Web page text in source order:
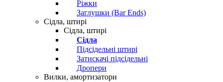
Ріжки
Заглушки (Bar Ends)
Сідла, штирі
Сідла, штирі
Сідла
Підсідельні штирі
Затискачі підсідельні
Дропери
Вилки, амортизатори